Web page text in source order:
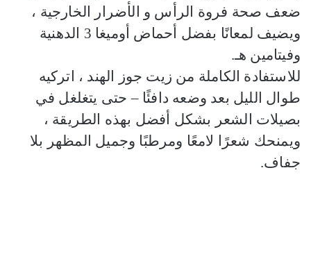
ضعف صحة فروة الرأس و الأضرار الخارجية ،
ويضيف لمعانًا بفضل أحماض أوميغا 3 الدهنية
وفيتامين هـ.
للاستفادة الكاملة من زيت جوز الهند ، اتركيه
طوال الليل بعد وضعه دافئًا – حتى يتغلغل في
بصيلات الشعر بشكل أفضل بهذه الطريقة ،
ويمنحك شعرًا لامعًا ومرطبًا وجميل المظهر بلا
جفاف.